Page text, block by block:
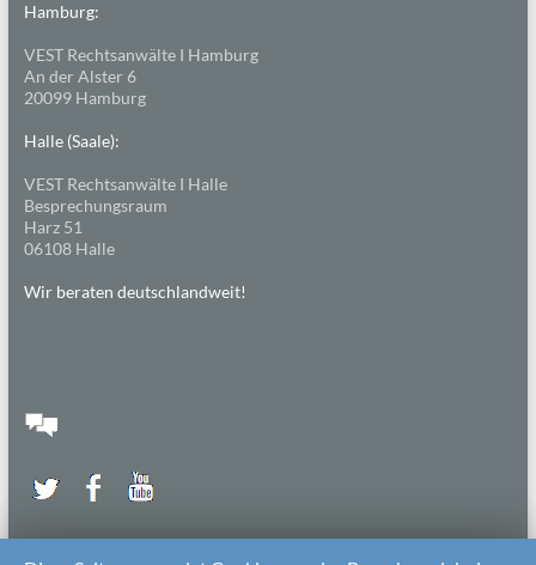
Hamburg:
VEST Rechtsanwälte I Hamburg
An der Alster 6
20099 Hamburg
Halle (Saale):
VEST Rechtsanwälte I Halle
Besprechungsraum
Harz 51
06108 Halle
Wir beraten deutschlandweit!